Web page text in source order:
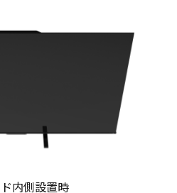
内側設置時